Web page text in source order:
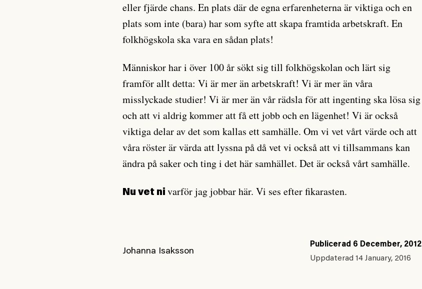
eller fjärde chans. En plats där de egna erfarenheterna är viktiga och en
plats som inte (bara) har som syfte att skapa framtida arbetskraft. En
folkhögskola ska vara en sådan plats!
Människor har i över 100 år sökt sig till folkhögskolan och lärt sig
framför allt detta: Vi är mer än arbetskraft! Vi är mer än våra
misslyckade studier! Vi är mer än vår rädsla för att ingenting ska lösa sig
och att vi aldrig kommer att få ett jobb och en lägenhet! Vi är också
viktiga delar av det som kallas ett samhälle. Om vi vet vårt värde och att
våra röster är värda att lyssna på då vet vi också att vi tillsammans kan
ändra på saker och ting i det här samhället. Det är också vårt samhälle.
Nu vet nivarför jag jobbar här. Vi ses efter fikarasten.
Johanna Isaksson
Publicerad 6 December, 2012
Uppdaterad 14 January, 2016